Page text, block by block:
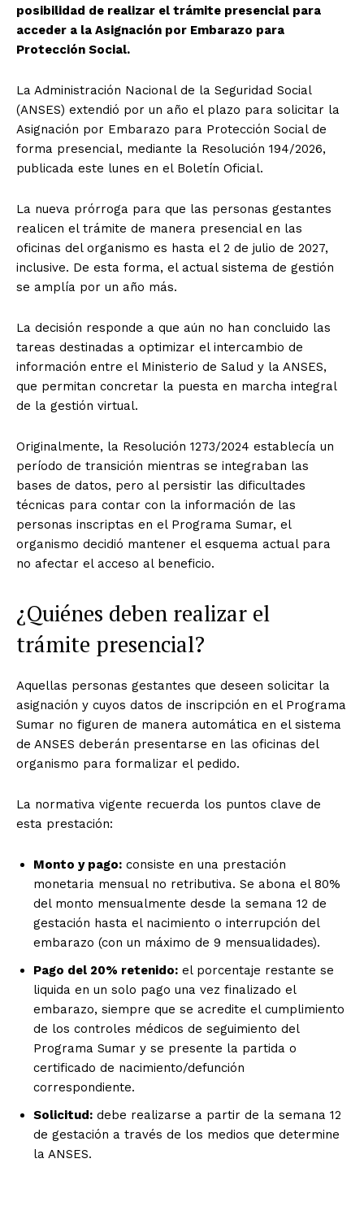
posibilidad de realizar el trámite presencial para
acceder a la Asignación por Embarazo para
Protección Social.
La Administración Nacional de la Seguridad Social
(ANSES) extendió por un año el plazo para solicitar la
Asignación por Embarazo para Protección Social de
forma presencial, mediante la Resolución 194/2026,
publicada este lunes en el Boletín Oficial.
La nueva prórroga para que las personas gestantes
realicen el trámite de manera presencial en las
oficinas del organismo es hasta el 2 de julio de 2027,
inclusive. De esta forma, el actual sistema de gestión
se amplía por un año más.
La decisión responde a que aún no han concluido las
tareas destinadas a optimizar el intercambio de
información entre el Ministerio de Salud y la ANSES,
que permitan concretar la puesta en marcha integral
de la gestión virtual.
Originalmente, la Resolución 1273/2024 establecía un
período de transición mientras se integraban las
bases de datos, pero al persistir las dificultades
técnicas para contar con la información de las
personas inscriptas en el Programa Sumar, el
organismo decidió mantener el esquema actual para
no afectar el acceso al beneficio.
¿Quiénes deben realizar el
trámite presencial?
Aquellas personas gestantes que deseen solicitar la
asignación y cuyos datos de inscripción en el Programa
Sumar no figuren de manera automática en el sistema
de ANSES deberán presentarse en las oficinas del
organismo para formalizar el pedido.
La normativa vigente recuerda los puntos clave de
esta prestación:
Monto y pago: consiste en una prestación
monetaria mensual no retributiva. Se abona el 80%
del monto mensualmente desde la semana 12 de
gestación hasta el nacimiento o interrupción del
embarazo (con un máximo de 9 mensualidades).
Pago del 20% retenido: el porcentaje restante se
liquida en un solo pago una vez finalizado el
embarazo, siempre que se acredite el cumplimiento
de los controles médicos de seguimiento del
Programa Sumar y se presente la partida o
certificado de nacimiento/defunción
correspondiente.
Solicitud: debe realizarse a partir de la semana 12
de gestación a través de los medios que determine
la ANSES.